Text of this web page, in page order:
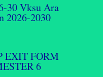
30 Vksu Ara
2026-2030
EXIT FORM
6